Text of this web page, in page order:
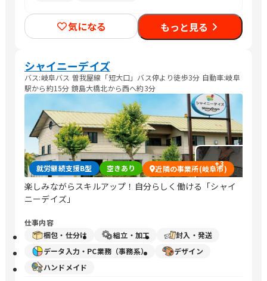
気になる もっと見る
シャイニーデイズ
バス:岐阜バス 曽我屋線「短大口」バス停より徒歩3分 自動車:岐阜
駅から約15分 鏡島大橋北から西へ約3分
+3
就労継続支援B型 空きあり 近隣の事業所(岐阜市)
楽しみながらスキルアップ！自分らしく働ける「シャイ
ニーデイズ」
仕事内容
梱包・仕分け
組立・加工
封入・発送
データ入力・PC業務（事務系）
デザイン
ハンドメイド